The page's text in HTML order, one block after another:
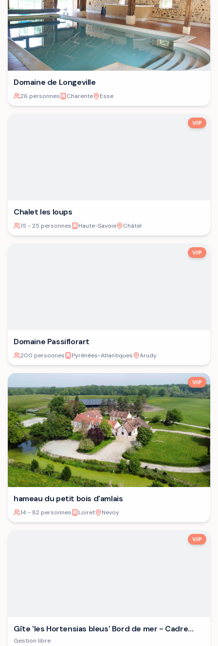
Domaine de Longeville
26 personnes Charente Esse
VIP
Chalet les loups
15 - 25 personnes Haute-Savoie Châtel
VIP
Domaine Passiflorart
200 personnes Pyrénées-Atlantiques Arudy
VIP
hameau du petit bois d'amlais
14 - 82 personnes Loiret Nevoy
VIP
Gîte 'les Hortensias bleus' Bord de mer - Cadre
verdoyant - Plage
Gestion libre